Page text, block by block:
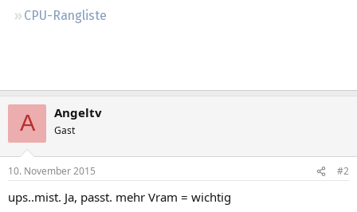
CPU-Rangliste
A Angeltv
Gast
10. November 2015 #2
ups..mist. Ja, passt. mehr Vram = wichtig